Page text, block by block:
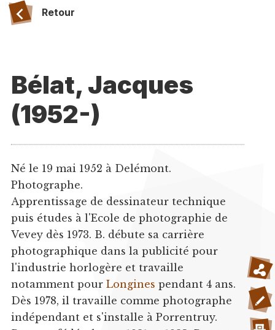
Retour
Bélat, Jacques
(1952-)
Né le 19 mai 1952 à Delémont.
Photographe.
Apprentissage de dessinateur technique
puis études à l'Ecole de photographie de
Vevey dès 1973. B. débute sa carrière
photographique dans la publicité pour
l'industrie horlogère et travaille
notamment pour Longines pendant 4 ans.
Dès 1978, il travaille comme photographe
indépendant et s'installe à Porrentruy.